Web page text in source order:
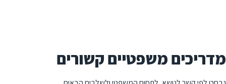
מדריכים משפטיים קשורים